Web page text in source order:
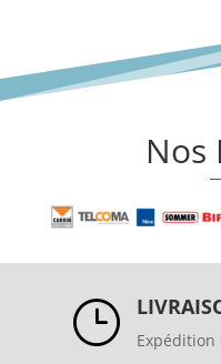
Nos
} Expédition